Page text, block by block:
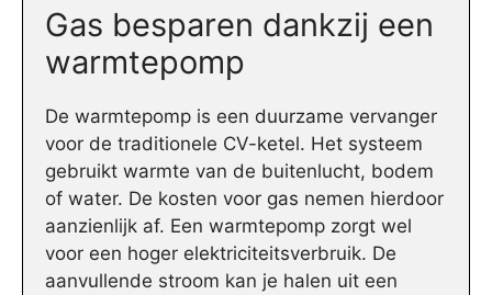
Gas besparen dankzij een
warmtepomp
De warmtepomp is een duurzame vervanger
voor de traditionele CV-ketel. Het systeem
gebruikt warmte van de buitenlucht, bodem
of water. De kosten voor gas nemen hierdoor
aanzienlijk af. Een warmtepomp zorgt wel
voor een hoger elektriciteitsverbruik. De
aanvullende stroom kan je halen uit een